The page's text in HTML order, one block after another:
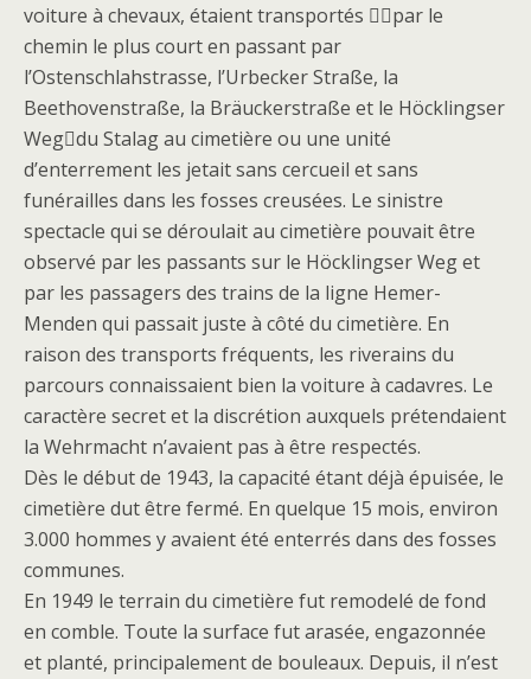
voiture à chevaux, étaient transportés par le
chemin le plus court en passant par
l’Ostenschlahstrasse, l’Urbecker Straße, la
Beethovenstraße, la Bräuckerstraße et le Höcklingser
Wegdu Stalag au cimetière ou une unité
d’enterrement les jetait sans cercueil et sans
funérailles dans les fosses creusées. Le sinistre
spectacle qui se déroulait au cimetière pouvait être
observé par les passants sur le Höcklingser Weg et
par les passagers des trains de la ligne Hemer-
Menden qui passait juste à côté du cimetière. En
raison des transports fréquents, les riverains du
parcours connaissaient bien la voiture à cadavres. Le
caractère secret et la discrétion auxquels prétendaient
la Wehrmacht n’avaient pas à être respectés.
Dès le début de 1943, la capacité étant déjà épuisée, le
cimetière dut être fermé. En quelque 15 mois, environ
3.000 hommes y avaient été enterrés dans des fosses
communes.
En 1949 le terrain du cimetière fut remodelé de fond
en comble. Toute la surface fut arasée, engazonnée
et planté, principalement de bouleaux. Depuis, il n’est